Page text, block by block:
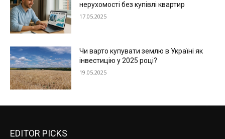
нерухомості без купівлі квартир
17.05.2025
Чи варто купувати землю в Україні як
інвестицію у 2025 році?
19.05.2025
EDITOR PICKS